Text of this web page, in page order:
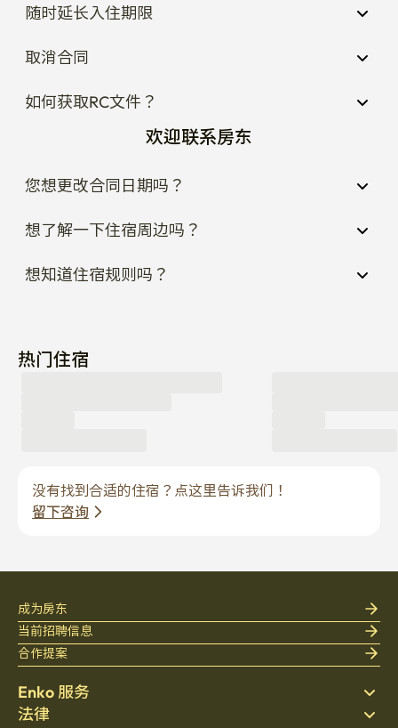
随时延长入住期限
取消合同
如何获取RC文件？
欢迎联系房东
您想更改合同日期吗？
想了解一下住宿周边吗？
想知道住宿规则吗？
热门住宿
没有找到合适的住宿？点这里告诉我们！
留下咨询
Enko 服务
搜索房源
法律
成为房东
当前招聘信息
合作提案